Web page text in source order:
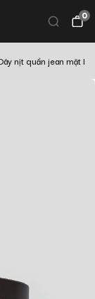
0
nịt quần jean mặt